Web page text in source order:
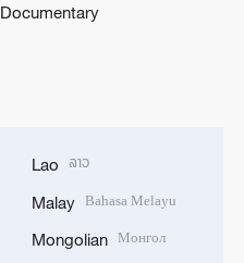
Documentary
Lao ລາວ
Malay Bahasa Melayu
Mongolian Монгол